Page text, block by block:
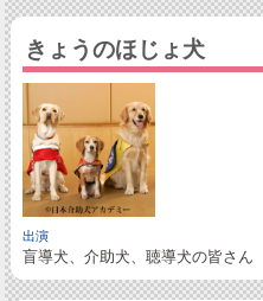
きょうのほじょ犬
出演
盲導犬、介助犬、聴導犬の皆さん